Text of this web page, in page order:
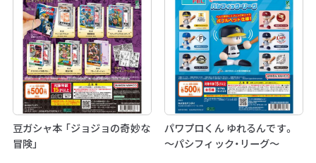
豆ガシャ本 「ジョジョの奇妙な
冒険」
パワプロくん ゆれるんです。
～パシフィック・リーグ～